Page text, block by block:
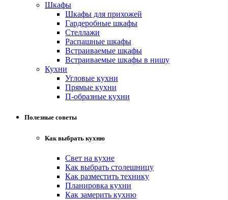
Шкафы
Шкафы для прихожей
Гардеробные шкафы
Стеллажи
Распашные шкафы
Встраиваемые шкафы
Встраиваемые шкафы в нишу
Кухни
Угловые кухни
Прямые кухни
П-образные кухни
Полезные советы
Как выбрать кухню
Свет на кухне
Как выбрать столешницу
Как разместить технику
Планировка кухни
Как замерить кухню